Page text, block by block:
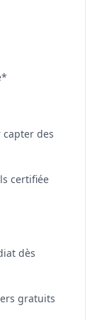
des
certifiée
dès
gratuits